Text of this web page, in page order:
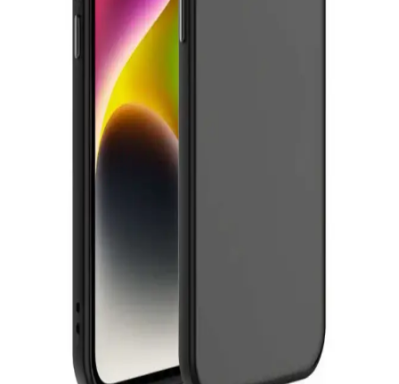
ve Koruma Çözümleri
Modern tasarımlı iPhone 14 Plus kılıfları, estetik ve dayanıklılığı bir
arada sunarak telefonunuzu korur ve tarzınızı yansıtır. Hafif ve
çeşitli renk seçenekleriyle kullanım kolaylığı sağlar.
Şık ve Koruyucu Telefon Kılıf Modelleri: Estetik ve
Dayanıklı Tasarımlar
Estetik ve dayanıklı malzemelerden üretilen şık telefon kılıfları,
telefonunuzu korurken tarzınızı yansıtır. İnce tasarımlar ve çeşitli
cihazınızı koruyun ve tarzınızı yansıtın.
Vip Case Xiaomi Redmi Note 9s: Estetik ve Koruma
Sunan Hafif Silikon Kılıf Özellikleri